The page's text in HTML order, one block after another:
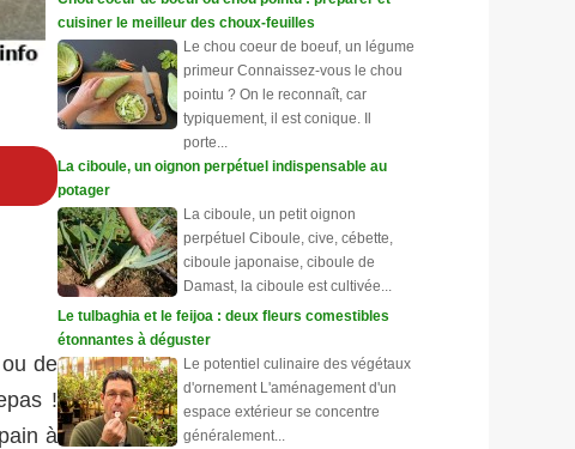
de
!
à
cuisiner le meilleur des choux-feuilles
Le chou coeur de boeuf, un légume
primeur Connaissez-vous le chou
pointu ? On le reconnaît, car
typiquement, il est conique. Il
porte...
La ciboule, un oignon perpétuel indispensable au
potager
La ciboule, un petit oignon
perpétuel Ciboule, cive, cébette,
ciboule japonaise, ciboule de
Damast, la ciboule est cultivée...
Le tulbaghia et le feijoa : deux fleurs comestibles
étonnantes à déguster
Le potentiel culinaire des végétaux
d'ornement L'aménagement d'un
espace extérieur se concentre
généralement...